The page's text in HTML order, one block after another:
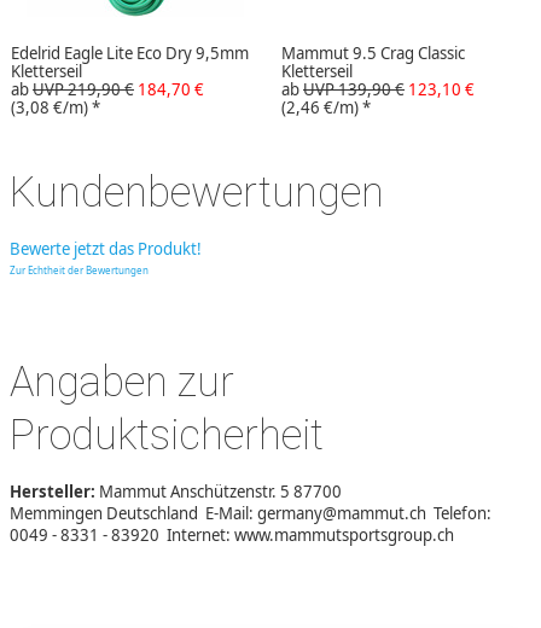
Edelrid Eagle Lite Eco Dry 9,5mm
Kletterseil
abUVP 219,90 € 184,70 €
(3,08 €/m)*
Mammut 9.5 Crag Classic
Kletterseil
abUVP 139,90 € 123,10 €
(2,46 €/m)*
Kundenbewertungen
Bewerte jetzt das Produkt!
Zur Echtheit der Bewertungen
Angaben zur
Produktsicherheit
Hersteller: Mammut Anschützenstr. 5 87700
Memmingen Deutschland E-Mail: germany@mammut.ch Telefon:
0049 - 8331 - 83920 Internet: www.mammutsportsgroup.ch